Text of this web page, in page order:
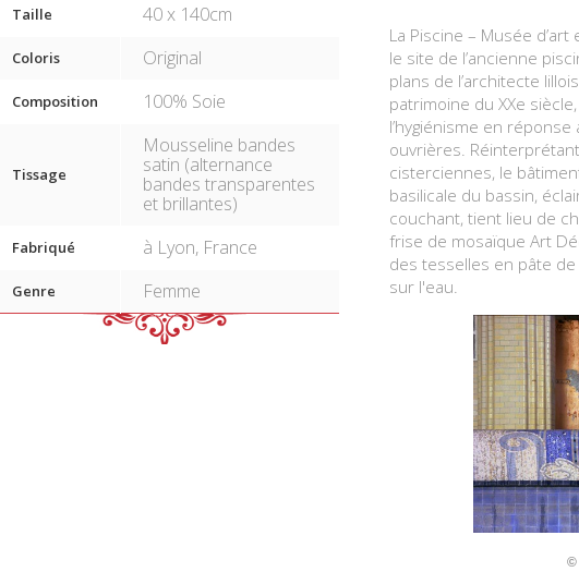
Taille 40 x 140cm
Coloris Original
Composition 100% Soie
Tissage
Mousseline bandes
satin (alternance
bandes transparentes
et brillantes)
Fabriqué à Lyon, France
Genre Femme
La Piscine – Musée
le site de l’ancienne
plans de l’architecte
patrimoine du XXe
l’hygiénisme en
ouvrières.
cisterciennes, le
basilicale du bassin,
couchant, tient lieu de
frise de mosaïque Art
des tesselles en pâte
sur l'eau.
©